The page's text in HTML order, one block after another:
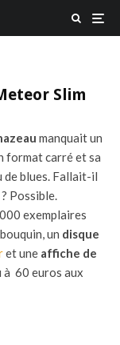
Slim
manquait un
format carré et sa
de blues. Fallait-il
Possible.
exemplaires
un disque
et une affiche de
à 60 euros aux